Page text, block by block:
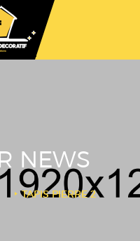
PROJETS
NOUS CONTACTER
NEWS
TAPIS PIERRE 2